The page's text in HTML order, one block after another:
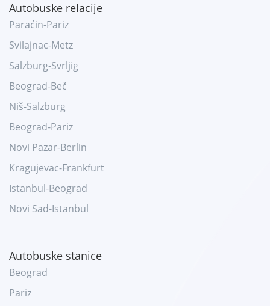
Autobuske relacije
Paraćin-Pariz
Svilajnac-Metz
Salzburg-Svrljig
Beograd-Beč
Niš-Salzburg
Beograd-Pariz
Novi Pazar-Berlin
Kragujevac-Frankfurt
Istanbul-Beograd
Novi Sad-Istanbul
Autobuske stanice
Beograd
Pariz